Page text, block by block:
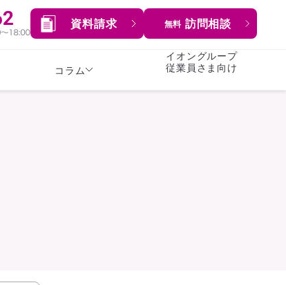
資料請求 無料 訪問相談
コラム
イオングループ
従業員さま向け